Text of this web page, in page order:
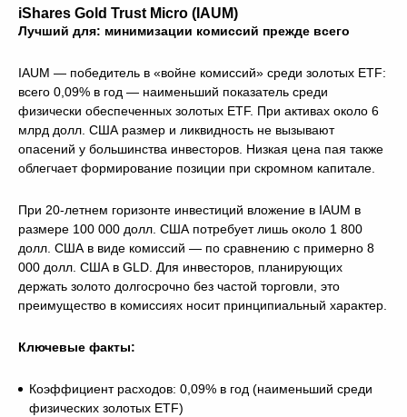
iShares Gold Trust Micro (IAUM)
Лучший для: минимизации комиссий прежде всего
IAUM — победитель в «войне комиссий» среди золотых ETF:
всего 0,09% в год — наименьший показатель среди
физически обеспеченных золотых ETF. При активах около 6
млрд долл. США размер и ликвидность не вызывают
опасений у большинства инвесторов. Низкая цена пая также
облегчает формирование позиции при скромном капитале.
При 20-летнем горизонте инвестиций вложение в IAUM в
размере 100 000 долл. США потребует лишь около 1 800
долл. США в виде комиссий — по сравнению с примерно 8
000 долл. США в GLD. Для инвесторов, планирующих
держать золото долгосрочно без частой торговли, это
преимущество в комиссиях носит принципиальный характер.
Ключевые факты:
Коэффициент расходов: 0,09% в год (наименьший среди
физических золотых ETF)